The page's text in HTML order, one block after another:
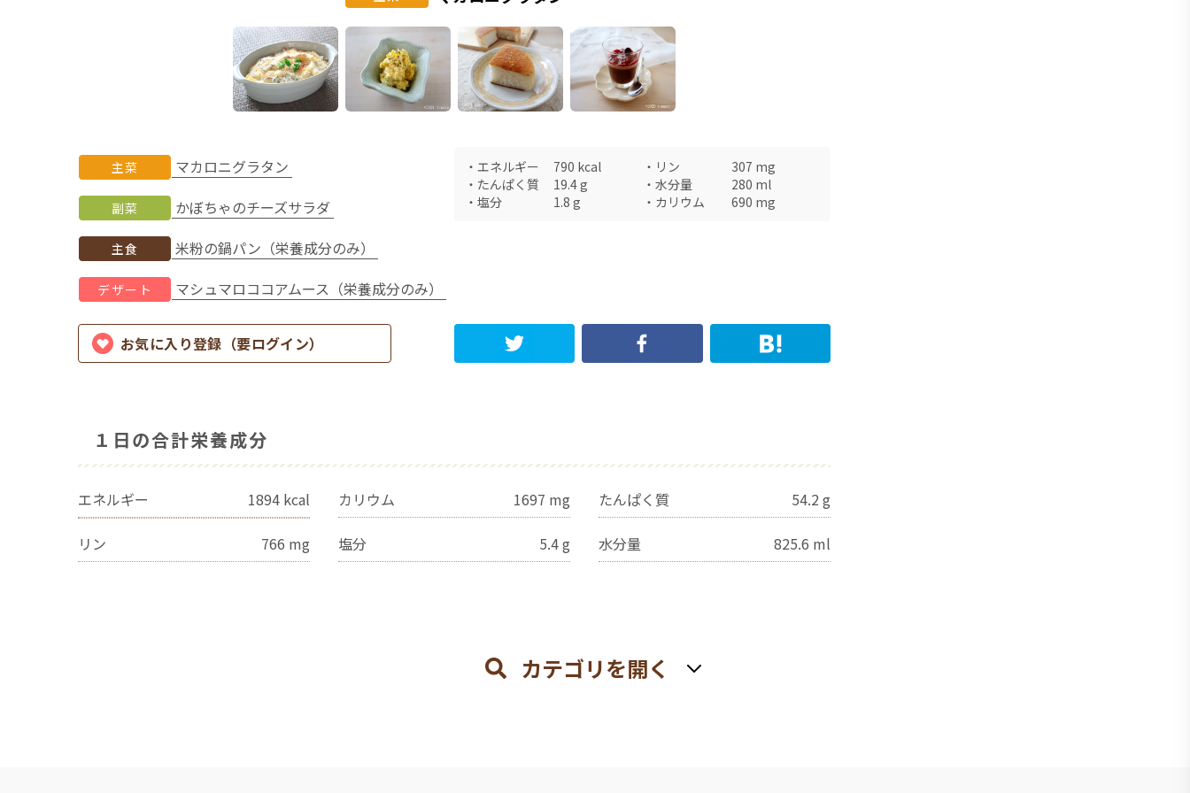
主菜 マカロニグラタン
副菜 かぼちゃのチーズサラダ
主食 米粉の鍋パン（栄養成分のみ）
デザート マシュマロココアムース（栄養成分のみ）
・ エネルギー 790 kcal ・ リン 307 mg
・ たんぱく質 19.4g ・ 水分量 280 ml
・ 塩分 1.8 g ・ カリウム 690 mg
お気に入り登録（要ログイン）
１日の合計栄養成分
エネルギー 1894 kcal カリウム 1697 mg たんぱく質 54.2 g
リン 766 mg 塩分 5.4g 水分量 825.6 ml
カテゴリを開く